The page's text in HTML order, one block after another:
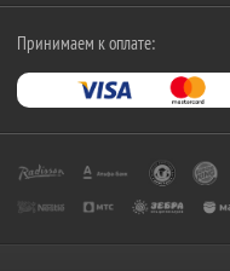
Принимаем к оплате: